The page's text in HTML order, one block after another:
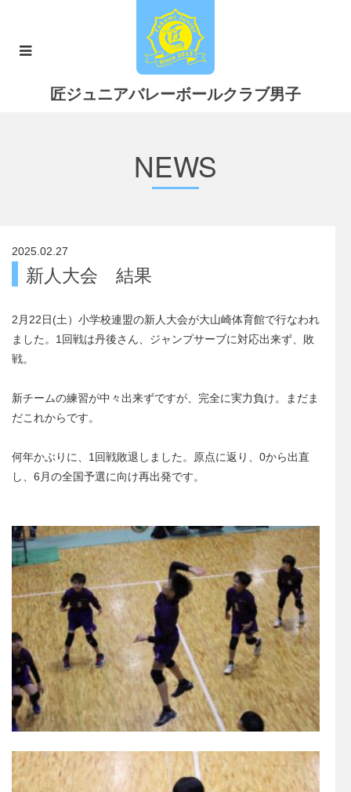
匠ジュニアバレーボールクラブ男子
NEWS
2025.02.27
新人大会 結果
2月22日(土）小学校連盟の新人大会が大山崎体育館で行なわれ
ました。1回戦は丹後さん、ジャンプサーブに対応出来ず、敗
戦。
新チームの練習が中々出来ずですが、完全に実力負け。まだま
だこれからです。
何年かぶりに、1回戦敗退しました。原点に返り、0から出直
し、6月の全国予選に向け再出発です。